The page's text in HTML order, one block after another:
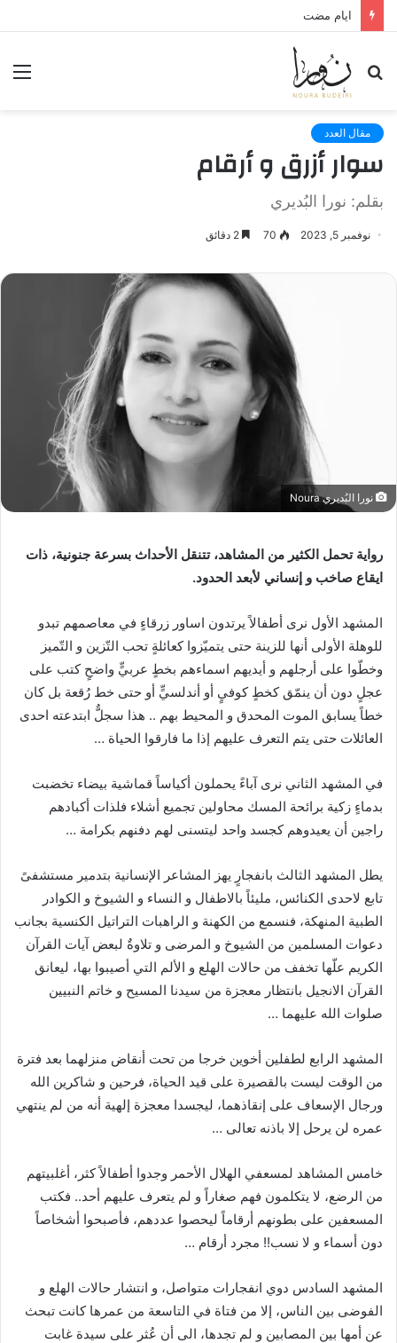
لعنة الذاكرة وذنب النجاة
بحث
عن
مقال العدد
سوار أزرق و أرقام
بقلم: نورا البُديري
نوفمبر 5, 2023 70
نورا البُديري Noura
رواية تحمل الكثير من المشاهد، تتنقل الأحداث بسرعة جنونية، ذات
ايقاع صاخب و إنساني لأبعد الحدود.
المشهد الأول نرى أطفالاً يرتدون اساور زرقاءٍ في معاصمهم تبدو
للوهلة الأولى أنها للزينة حتى يتميّزوا كعائلةٍ تحب التّزين و التّميز
وخطّوا على أرجلهم و أيديهم اسماءهم بخطٍ عربيٍّ واضحٍ كتب على
عجلٍ دون أن ينمّق كخطٍ كوفيٍ أو أندلسيٍّ أو حتى خط رُقعة بل كان
خطاً يسابق الموت المحدق و المحيط بهم .. هذا سجلٌّ ابتدعته احدى
العائلات حتى يتم التعرف عليهم إذا ما فارقوا الحياة …
في المشهد الثاني نرى آباءً يحملون أكياساً قماشية بيضاء تخضبت
بدماءٍ زكية برائحة المسك محاولين تجميع أشلاء فلذات أكبادهم
راجين أن يعيدوهم كجسد واحد ليتسنى لهم دفنهم بكرامة …
يطل المشهد الثالث بانفجارٍ يهز المشاعر الإنسانية بتدمير مستشفىً
تابع لاحدى الكنائس، مليئاً بالاطفال و النساء و الشيوخ و الكوادر
الطبية المنهكة، فنسمع من الكهنة و الراهبات التراتيل الكنسية بجانب
دعوات المسلمين من الشيوخ و المرضى و تلاوةٌ لبعض آيات القرآن
الكريم علّها تخفف من حالات الهلع و الألم التي أصيبوا بها، ليعانق
القرآن الانجيل بانتظار معجزة من سيدنا المسيح و خاتم النبيين
صلوات الله عليهما …
المشهد الرابع لطفلين أخوين خرجا من تحت أنقاض منزلهما بعد فترة
من الوقت ليست بالقصيرة على قيد الحياة، فرحين و شاكرين الله
ورجال الإسعاف على إنقاذهما، ليجسدا معجزة إلهية أنه من لم ينتهي
عمره لن يرحل إلا باذنه تعالى …
خامس المشاهد لمسعفي الهلال الأحمر وجدوا أطفالاً كثر، أغلبيتهم
من الرضع، لا يتكلمون فهم صغاراً و لم يتعرف عليهم أحد.. فكتب
المسعفين على بطونهم أرقاماً ليحصوا عددهم، فأصبحوا أشخاصاً
دون أسماء و لا نسب!! مجرد أرقام …
المشهد السادس دوي انفجارات متواصل، و انتشار حالات الهلع و
الفوضى بين الناس، إلا من فتاة في التاسعة من عمرها كانت تبحث
عن أمها بين المصابين و لم تجدها، الى أن عُثر على سيدة غابت